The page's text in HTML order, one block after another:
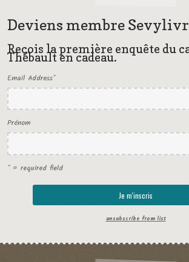
Deviens membre
Reçois la première enquête du
Thébault en cadeau.
Email Address*
Prénom
* = required field
unsubscribe from list